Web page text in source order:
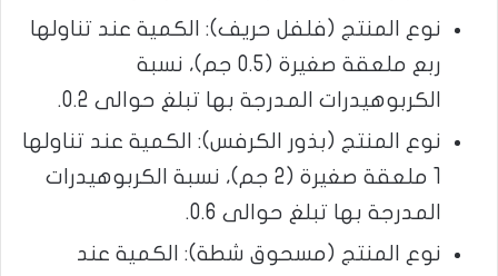
نوع المنتج (فلفل حريف): الكمية عند تناولها
ربع ملعقة صغيرة (0.5 جم)، نسبة
الكربوهيدرات المدرجة بها تبلغ حوالى 0.2.
نوع المنتج (بذور الكرفس): الكمية عند تناولها
1 ملعقة صغيرة (2 جم)، نسبة الكربوهيدرات
المدرجة بها تبلغ حوالى 0.6.
نوع المنتج (مسحوق شطة): الكمية عند